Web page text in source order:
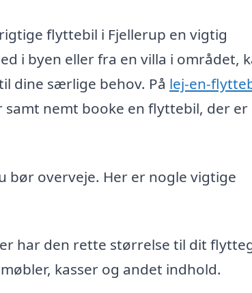
flyttebil i Fjellerup en vigtig
i byen eller fra en villa i området,
dine særlige behov. På lej-en-
nemt booke en flyttebil, der er
overveje. Her er nogle vigtige
har den rette størrelse til dit
kasser og andet indhold.